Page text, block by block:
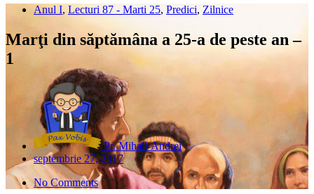
Anul I, Lecturi 87 - Marti 25, Predici, Zilnice
Marţi din săptămâna a 25-a de peste an –
1
Pr. Mihail-Andrei
septembrie 27, 2017
No Comments